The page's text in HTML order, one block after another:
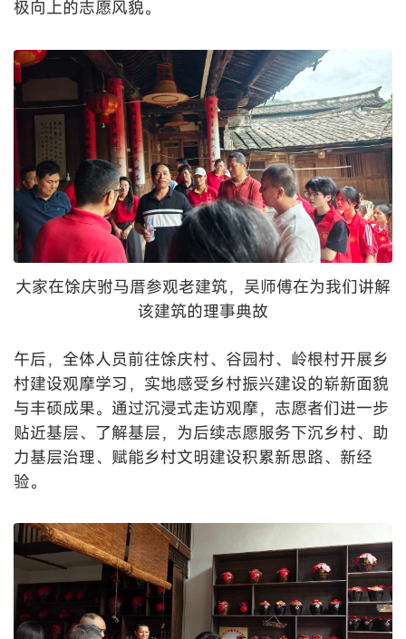
极向上的志愿风貌。
大家在馀庆驸马厝参观老建筑，吴师傅在为我们讲解
该建筑的理事典故
午后，全体人员前往馀庆村、谷园村、岭根村开展乡
村建设观摩学习，实地感受乡村振兴建设的崭新面貌
与丰硕成果。通过沉浸式走访观摩，志愿者们进一步
贴近基层、了解基层，为后续志愿服务下沉乡村、助
力基层治理、赋能乡村文明建设积累新思路、新经
验。